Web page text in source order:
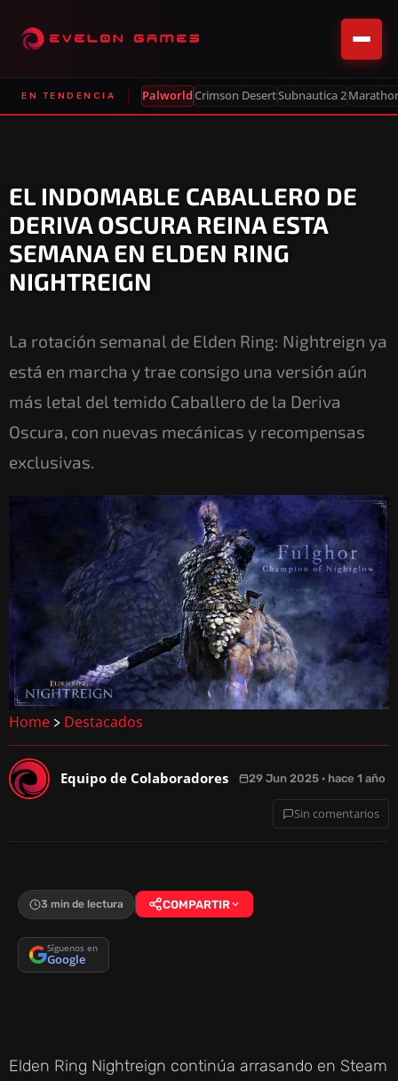
EN TENDENCIA PalworldCrimson DesertSubnautica 2
EL INDOMABLE CABALLERO DE
DERIVA OSCURA REINA ESTA
SEMANA EN ELDEN RING
NIGHTREIGN
La rotación semanal de Elden Ring: Nightreign ya
está en marcha y trae consigo una versión aún
más letal del temido Caballero de la Deriva
Oscura, con nuevas mecánicas y recompensas
exclusivas.
Home > Destacados
Equipo de Colaboradores 29 Jun 2025 · hace 1 año
Sin comentarios
3 min de lectura COMPARTIR
Síguenos en
Google
Elden Ring Nightreign continúa arrasando en Steam